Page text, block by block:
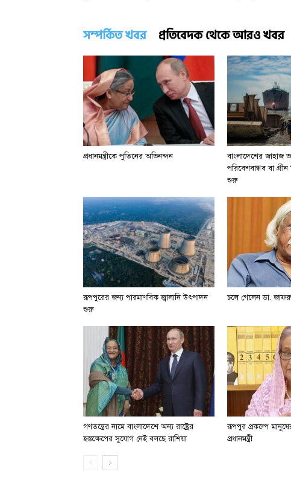
সম্পর্কিত খবর প্রতিবেদক থেকে আরও খবর
প্রধানমন্ত্রীকে পুতিনের অভিনন্দন
বাংলাদেশের জাহাজ
পরিবেশবান্ধব বা
শুরু
রূপপুরের জন্য পারমাণবিক জ্বালানি উৎপাদন
শুরু
চলে গেলেন ডা.
গণতন্ত্রের নামে বাংলাদেশে অন্য রাষ্ট্রের
হস্তক্ষেপের সুযোগ নেই বলছে রাশিয়া
রূপপুর প্রকল্পে
প্রধানমন্ত্রী